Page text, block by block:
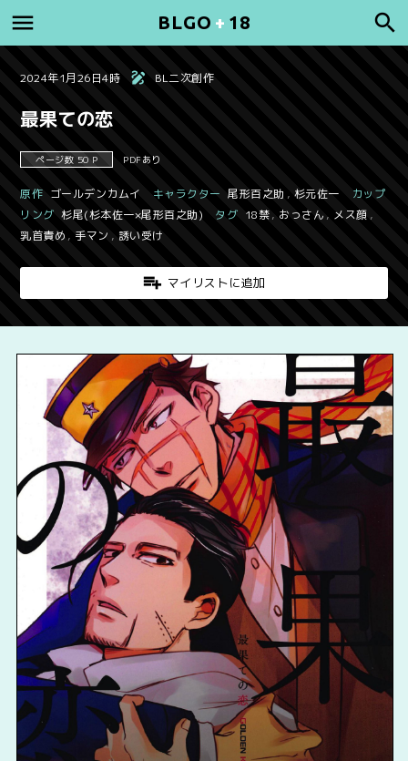
BLGO + 18
2024年1月26日4時 BL二次創作
最果ての恋
ページ数 50 P PDFあり
原作 ゴールデンカムイ キャラクター 尾形百之助 , 杉元佐一
カップ
リング 杉尾(杉本佐一×尾形百之助) タグ 18禁, おっさん , メス顔 ,
乳首責め , 手マン , 誘い受け
マイリストに追加